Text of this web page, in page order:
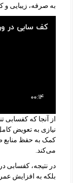
به صرفه، زیبایی و
از آنجا که کفسابی
نیازی به تعویض
کمک به حفظ منابع
می‌کند.
در نتیجه، کفسابی
بلکه به افزایش